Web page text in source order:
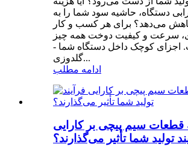
دستگاه، حاشیه سود شما را به
می‌دهد؟ برای هر کسب و کار
سرعت و کیفیت دوخت همه چیز
اجزای کوچک داخل دستگاه شما -
گلدوزی...
ادامه مطلب
قطعات سیم پیچی بر کارایی
تولید شما تأثیر می‌گذارند؟